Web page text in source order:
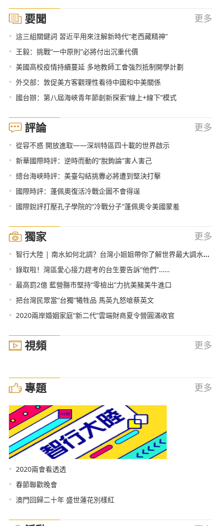
要聞 更多
• 這三組關鍵詞 習近平用來注解新時代“老西藏精神”
• 王毅：挑戰“一中原則”必將付出沉重代價
• 美國高校疫情持續蔓延 多地教師工會強烈抵制開學計劃
• 外交部：敦促美方客觀理性看待中國和中美關係
• 國台辦：第八屆海峽青年節創新探索“線上+線下”模式
評論 更多
• 從容不惑 開放進取——深圳特區四十載的世界啟示
• 新華國際時評：逆時而動的“脫鉤論”害人害己
• 總台海峽時評：美臺勾結挑釁必將遭到堅決打擊
• 國際時評：蓬佩奧復活冷戰企圖不會得逞
• 國際銳評打壓孔子學院的“冷戰分子”蓬佩奧令美國蒙羞
獨家 更多
• 智行大陸 | 南水如何北調？台灣小姐姐帶你了解世界最大調水工程
• 錄取啦！灣區愛心接力趕考的台生要告訴“他們”……
• 最高罰2億 藍營縣市堅持“零檢出”力抗美豬美牛進口
• 把台灣民眾當“台獨”犧牲品 馬英九怒嗆蔡英文
• 2020兩岸婚姻家庭“新二代”雲端財商夏令營圓滿收官
視頻 更多
專題 更多
• 2020兩會看透透
• 春節聯歡晚會
• 澳門回歸二十年 盛世蓮花別樣紅